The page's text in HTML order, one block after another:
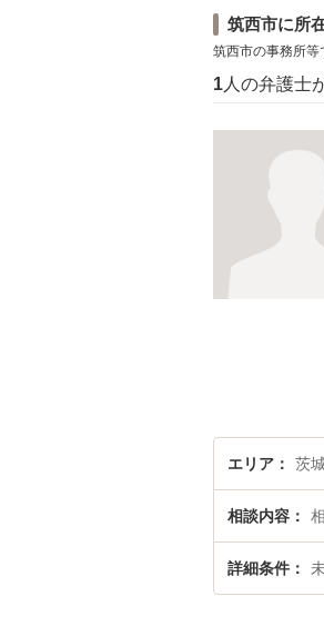
筑西市に所
筑西市の事務所等
1 人の弁護士
エリア 茨
相談内容
詳細条件